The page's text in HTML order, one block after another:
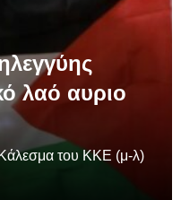
λαό αυριο
Κάλεσμα του ΚΚΕ (μ-λ)